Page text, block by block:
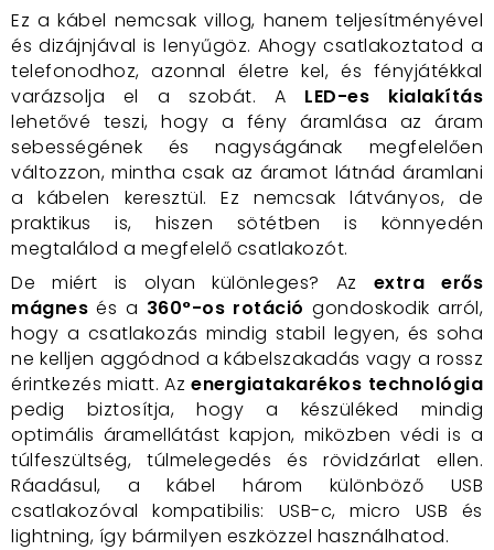
Ez a kábel nemcsak villog, hanem teljesítményével
és dizájnjával is lenyűgöz. Ahogy csatlakoztatod a
telefonodhoz, azonnal életre kel, és fényjátékkal
varázsolja el a szobát. A LED-es kialakítás
lehetővé teszi, hogy a fény áramlása az áram
sebességének és nagyságának megfelelően
változzon, mintha csak az áramot látnád áramlani
a kábelen keresztül. Ez nemcsak látványos, de
praktikus is, hiszen sötétben is könnyedén
megtalálod a megfelelő csatlakozót.
De miért is olyan különleges? Az extra erős
mágnes és a 360°-os rotáció gondoskodik arról,
hogy a csatlakozás mindig stabil legyen, és soha
ne kelljen aggódnod a kábelszakadás vagy a rossz
érintkezés miatt. Azenergiatakarékos technológia
pedig biztosítja, hogy a készüléked mindig
optimális áramellátást kapjon, miközben védi is a
túlfeszültség, túlmelegedés és rövidzárlat ellen.
Ráadásul, a kábel három különböző USB
csatlakozóval kompatibilis: USB-c, micro USB és
lightning, így bármilyen eszközzel használhatod.